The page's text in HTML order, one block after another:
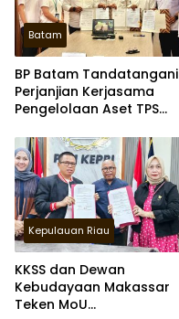
Batam
BP Batam Tandatangani
Perjanjian Kerjasama
Pengelolaan Aset TPS
Kepulauan Riau
KKSS dan Dewan
Kebudayaan Makassar
Teken MoU